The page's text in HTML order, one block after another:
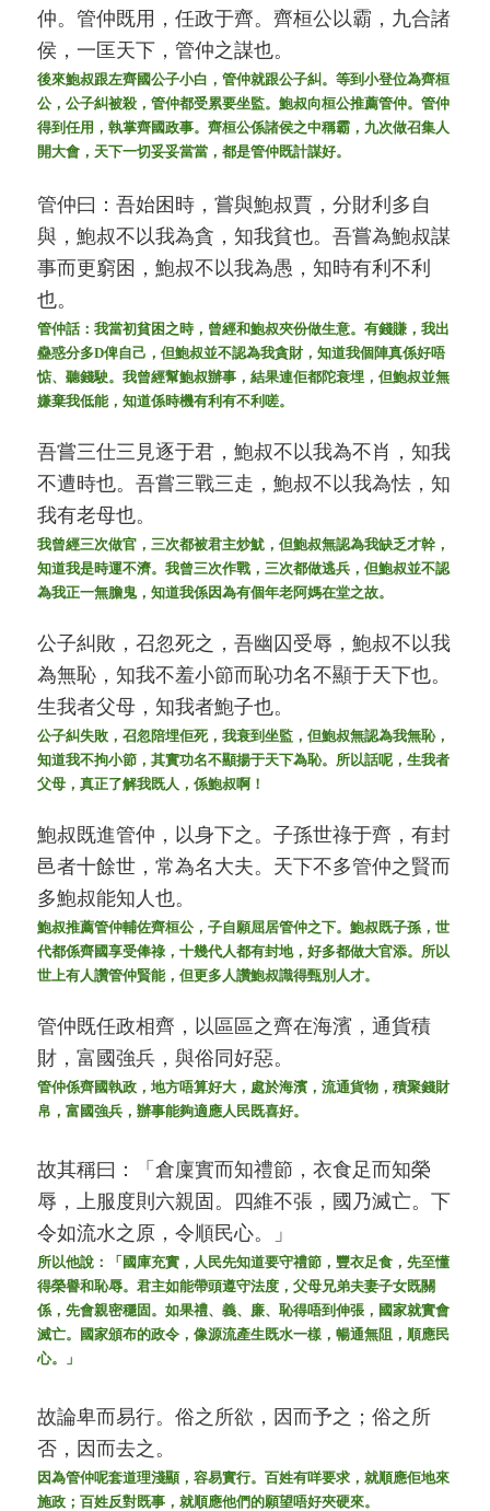
仲。管仲既用，任政于齊。齊桓公以霸，九合諸
侯，一匡天下，管仲之謀也。
後來鮑叔跟左齊國公子小白，管仲就跟公子糾。等到小登位為齊桓
公，公子糾被殺，管仲都受累要坐監。鮑叔向桓公推薦管仲。管仲
得到任用，執掌齊國政事。齊桓公係諸侯之中稱霸，九次做召集人
開大會，天下一切妥妥當當，都是管仲既計謀好。
管仲曰：吾始困時，嘗與鮑叔賈，分財利多自
與，鮑叔不以我為貪，知我貧也。吾嘗為鮑叔謀
事而更窮困，鮑叔不以我為愚，知時有利不利
也。
管仲話：我當初貧困之時，曾經和鮑叔夾份做生意。有錢賺，我出
蠱惑分多D俾自己，但鮑叔並不認為我貪財，知道我個陣真係好唔
惦、聽錢駛。我曾經幫鮑叔辦事，結果連佢都陀衰埋，但鮑叔並無
嫌棄我低能，知道係時機有利有不利嗟。
吾嘗三仕三見逐于君，鮑叔不以我為不肖，知我
不遭時也。吾嘗三戰三走，鮑叔不以我為怯，知
我有老母也。
我曾經三次做官，三次都被君主炒魷，但鮑叔無認為我缺乏才幹，
知道我是時運不濟。我曾三次作戰，三次都做逃兵，但鮑叔並不認
為我正一無膽鬼，知道我係因為有個年老阿媽在堂之故。
公子糾敗，召忽死之，吾幽囚受辱，鮑叔不以我
為無恥，知我不羞小節而恥功名不顯于天下也。
生我者父母，知我者鮑子也。
公子糾失敗，召忽陪埋佢死，我衰到坐監，但鮑叔無認為我無恥，
知道我不拘小節，其實功名不顯揚于天下為恥。所以話呢，生我者
父母，真正了解我既人，係鮑叔啊！
鮑叔既進管仲，以身下之。子孫世祿于齊，有封
邑者十餘世，常為名大夫。天下不多管仲之賢而
多鮑叔能知人也。
鮑叔推薦管仲輔佐齊桓公，子自願屈居管仲之下。鮑叔既子孫，世
代都係齊國享受俸祿，十幾代人都有封地，好多都做大官添。所以
世上有人讚管仲賢能，但更多人讚鮑叔識得甄別人才。
管仲既任政相齊，以區區之齊在海濱，通貨積
財，富國強兵，與俗同好惡。
管仲係齊國執政，地方唔算好大，處於海濱，流通貨物，積聚錢財
帛，富國強兵，辦事能夠適應人民既喜好。
故其稱曰：「倉廩實而知禮節，衣食足而知榮
辱，上服度則六親固。四維不張，國乃滅亡。下
令如流水之原，令順民心。」
所以他說：「國庫充實，人民先知道要守禮節，豐衣足食，先至懂
得榮譽和恥辱。君主如能帶頭遵守法度，父母兄弟夫妻子女既關
係，先會親密穩固。如果禮、義、廉、恥得唔到伸張，國家就實會
滅亡。國家頒布的政令，像源流產生既水一樣，暢通無阻，順應民
心。」
故論卑而易行。俗之所欲，因而予之；俗之所
否，因而去之。
因為管仲呢套道理淺顯，容易實行。百姓有咩要求，就順應佢地來
施政；百姓反對既事，就順應他們的願望唔好夾硬來。